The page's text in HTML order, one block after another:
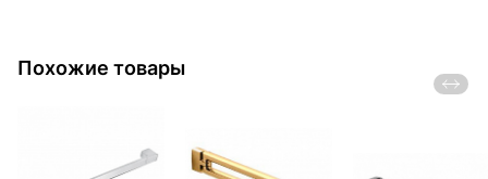
Похожие товары